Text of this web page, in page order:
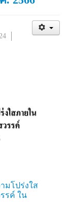
มโปร่งใส
รค์ ใน